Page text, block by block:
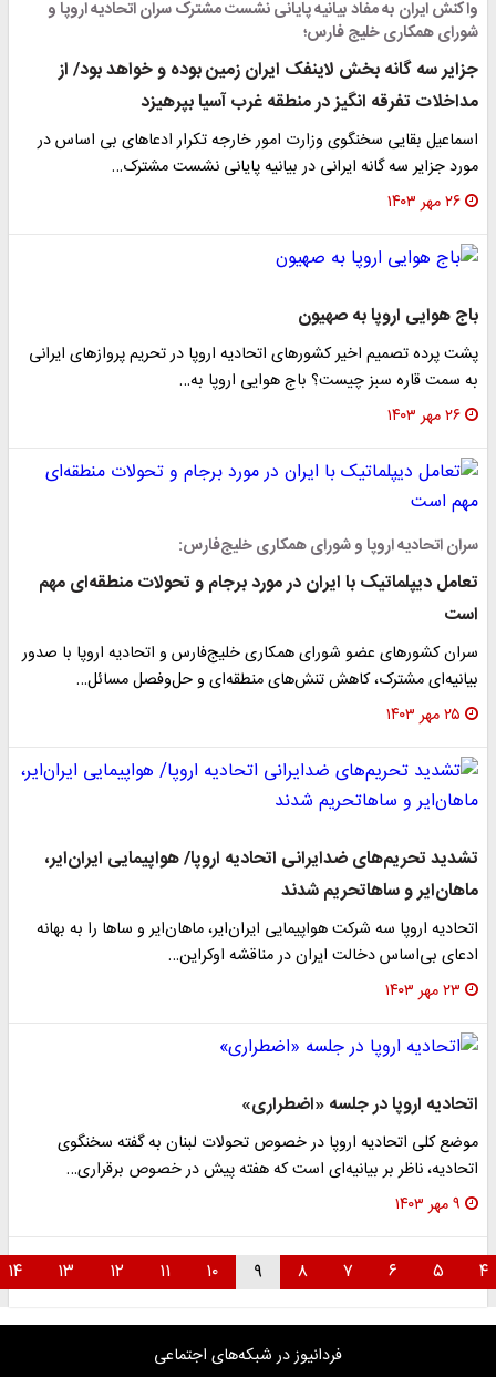
واکنش ایران به مفاد بیانیه پایانی نشست مشترک سران اتحادیه اروپا و
شورای همکاری خلیج فارس؛
جزایر سه گانه بخش لاینفک ایران زمین بوده و خواهد بود/ از
مداخلات تفرقه انگیز در منطقه غرب آسیا بپرهیزد
اسماعیل بقایی سخنگوی وزارت امور خارجه تکرار ادعاهای بی اساس در
مورد جزایر سه گانه ایرانی در بیانیه پایانی نشست مشترک…
۲۶ مهر ۱۴۰۳
باج هوایی اروپا به صهیون
پشت پرده تصمیم اخیر کشورهای اتحادیه اروپا در تحریم پروازهای ایرانی
به سمت قاره سبز چیست؟ باج هوایی اروپا به…
۲۶ مهر ۱۴۰۳
سران اتحادیه اروپا و شورای همکاری خلیج‌فارس:
تعامل دیپلماتیک با ایران در مورد برجام و تحولات منطقه‌ای مهم
است
سران کشورهای عضو شورای همکاری خلیج‌فارس و اتحادیه اروپا با صدور
بیانیه‌ای مشترک، کاهش تنش‌های منطقه‌ای و حل‌وفصل مسائل…
۲۵ مهر ۱۴۰۳
تشدید تحریم‌های ضدایرانی اتحادیه اروپا/ هواپیمایی ایران‌ایر،
ماهان‌ایر و ساهاتحریم شدند
اتحادیه اروپا سه شرکت‌ هواپیمایی ایران‌ایر، ماهان‌ایر و ساها را به بهانه
ادعای بی‌اساس دخالت ایران در مناقشه اوکراین…
۲۳ مهر ۱۴۰۳
اتحادیه اروپا در جلسه «اضطراری»
موضع کلی اتحادیه اروپا در خصوص تحولات لبنان به گفته سخنگوی
اتحادیه، ناظر بر بیانیه‌ای است که هفته پیش در خصوص برقراری…
۹ مهر ۱۴۰۳
۱۰ ۱۲ ۱۳ ۱۴
فردانیوز در شبکه‌های اجتماعی